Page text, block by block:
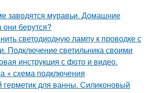
заводятся муравьи. Домашние
они берутся?
светодиодную лампу к проводке с
Подключение светильника своими
инструкция с фото и видео.
+ схема подключения
для ванны. Силиконовый